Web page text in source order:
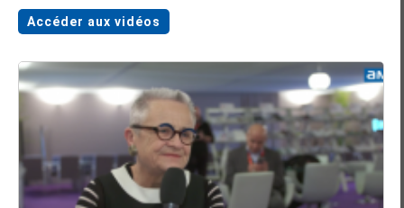
Accéder aux vidéos